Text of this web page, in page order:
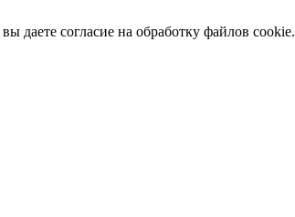
даете согласие на обработку файлов cookie.